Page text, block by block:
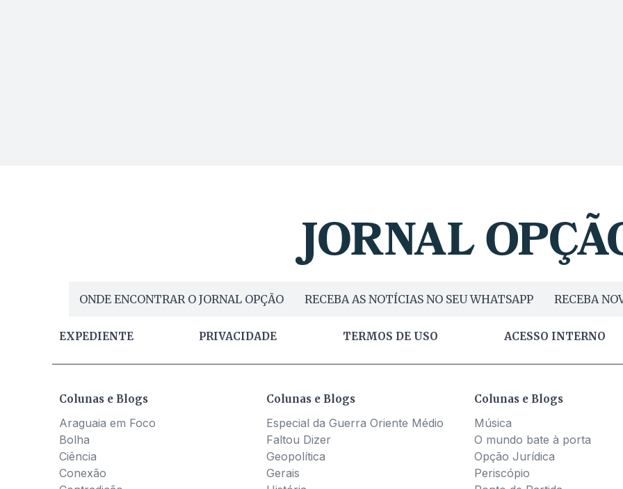
ONDE ENCONTRAR O JORNAL OPÇÃO RECEBA AS NOTÍCIAS NO SEU WHATSAPP RECEBA
EXPEDIENTE PRIVACIDADE TERMOS DE USO ACESSO INTERNO
Colunas e Blogs
Araguaia em Foco
Bolha
Ciência
Conexão
Colunas e Blogs
Especial da Guerra Oriente Médio
Faltou Dizer
Geopolítica
Gerais
Colunas e Blogs
Música
O mundo bate à porta
Opção Jurídica
Periscópio